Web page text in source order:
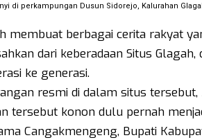
di perkampungan Dusun Sidorejo, Kalurahan
membuat berbagai cerita rakyat
dari keberadaan Situs
ke generasi.
resmi di dalam situs tersebut,
tersebut konon dulu pernah
Cangakmengeng, Bupati